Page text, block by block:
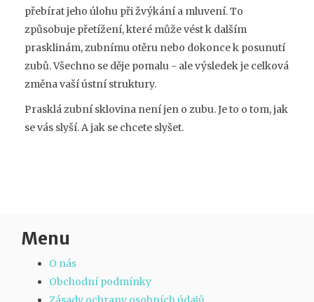
přebírat jeho úlohu při žvýkání a mluvení. To
způsobuje přetížení, které může vést k dalším
prasklinám, zubnímu otěru nebo dokonce k posunutí
zubů. Všechno se děje pomalu - ale výsledek je celková
změna vaší ústní struktury.
Prasklá zubní sklovina není jen o zubu. Je to o tom, jak
se vás slyší. A jak se chcete slyšet.
Menu
O nás
Obchodní podmínky